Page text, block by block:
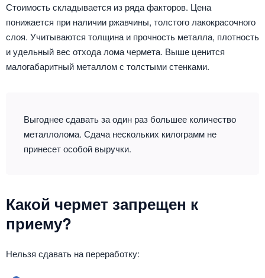
Стоимость складывается из ряда факторов. Цена
понижается при наличии ржавчины, толстого лакокрасочного
слоя. Учитываются толщина и прочность металла, плотность
и удельный вес отхода лома чермета. Выше ценится
малогабаритный металлом с толстыми стенками.
Выгоднее сдавать за один раз большее количество
металлолома. Сдача нескольких килограмм не
принесет особой выручки.
Какой чермет запрещен к
приему?
Нельзя сдавать на переработку: